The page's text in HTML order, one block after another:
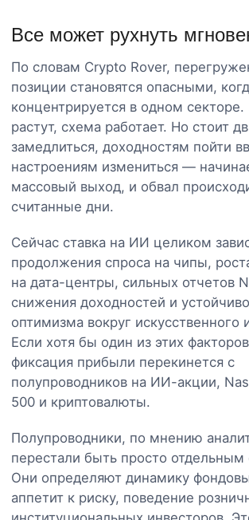
Все может рухнуть
По словам Crypto Rover,
позиции становятся опасными,
концентрируется в одном
растут, схема работает. Но стоит
замедлиться, доходностям пойти
настроениям измениться —
массовый выход, и обвал
считанные дни.
Сейчас ставка на ИИ целиком
продолжения спроса на чипы,
на дата-центры, сильных отчетов
снижения доходностей и
оптимизма вокруг искусственного
Если хотя бы один из этих
фиксация прибыли перекинется с
полупроводников на ИИ-акции,
500 и криптовалюты.
Полупроводники, по мнению
перестали быть просто отдельным
Они определяют динамику
аппетит к риску, поведение